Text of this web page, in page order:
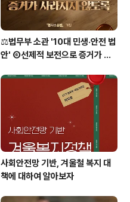
⚖️법무부 소관 '10대 민생·안전 법
안' ⑥선제적 보전으로 증거가 사
사회안전망 기반, 겨울철 복지 대
책에 대하여 알아보자